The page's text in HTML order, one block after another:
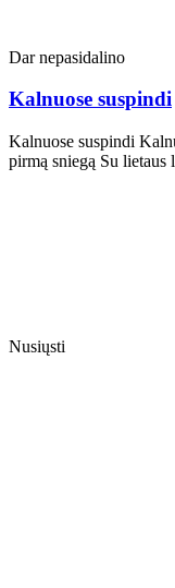
Dar nepasidalino
Kalnuose suspindi
Kalnuose suspindi
pirmą sniegą Su
Nusiųsti